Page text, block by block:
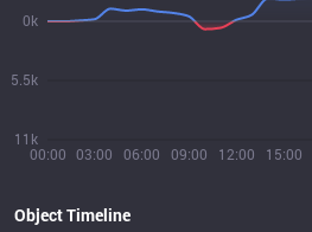
00:00 03:00 06:00 09:00 12:00 15:00
11k
5.5k
0k
Object Timeline